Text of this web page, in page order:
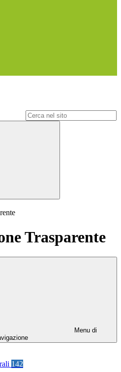
Trasparente
Menu di
142